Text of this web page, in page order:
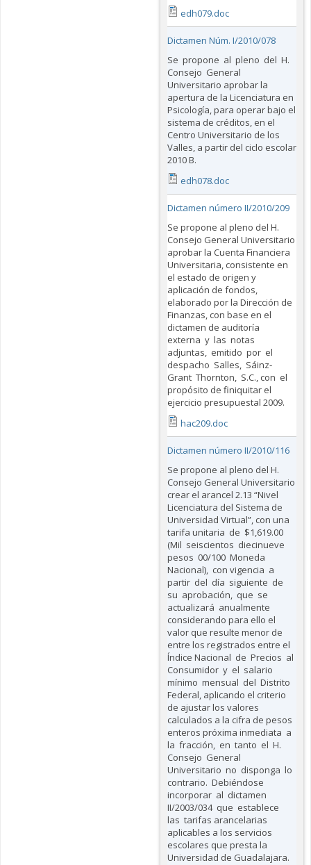
edh079.doc
Dictamen Núm. I/2010/078
Se propone al pleno del H.
Consejo General
Universitario aprobar la
apertura de la Licenciatura en
Psicología, para operar bajo el
sistema de créditos, en el
Centro Universitario de los
Valles, a partir del ciclo escolar
2010 B.
edh078.doc
Dictamen número II/2010/209
Se propone al pleno del H.
Consejo General Universitario
aprobar la Cuenta Financiera
Universitaria, consistente en
el estado de origen y
aplicación de fondos,
elaborado por la Dirección de
Finanzas, con base en el
dictamen de auditoría
externa y las notas
adjuntas, emitido por el
despacho Salles, Sáinz‐
Grant Thornton, S.C., con el
propósito de finiquitar el
ejercicio presupuestal 2009.
hac209.doc
Dictamen número II/2010/116
Se propone al pleno del H.
Consejo General Universitario
crear el arancel 2.13 “Nivel
Licenciatura del Sistema de
Universidad Virtual”, con una
tarifa unitaria de $1,619.00
(Mil seiscientos diecinueve
pesos 00/100 Moneda
Nacional), con vigencia a
partir del día siguiente de
su aprobación, que se
actualizará anualmente
considerando para ello el
valor que resulte menor de
entre los registrados entre el
Índice Nacional de Precios al
Consumidor y el salario
mínimo mensual del Distrito
Federal, aplicando el criterio
de ajustar los valores
calculados a la cifra de pesos
enteros próxima inmediata a
la fracción, en tanto el H.
Consejo General
Universitario no disponga lo
contrario. Debiéndose
incorporar al dictamen
II/2003/034 que establece
las tarifas arancelarias
aplicables a los servicios
escolares que presta la
Universidad de Guadalajara.